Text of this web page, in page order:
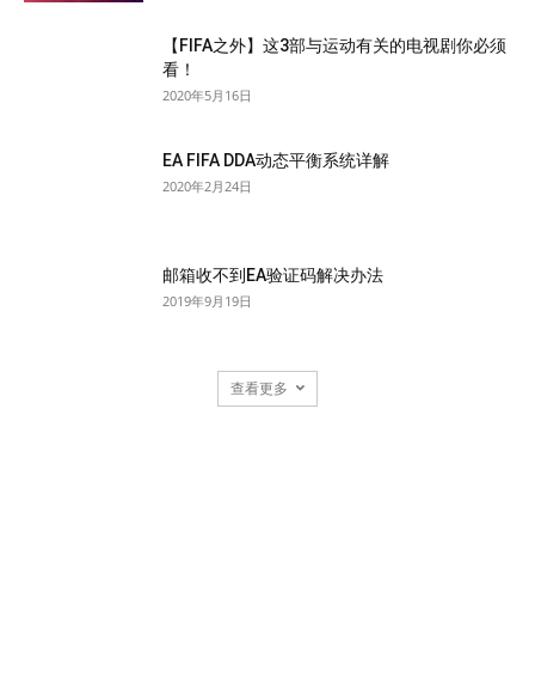
【FIFA之外】这3部与运动有关的电视剧你必须
看！
2020年5月16日
EA FIFA DDA动态平衡系统详解
2020年2月24日
邮箱收不到EA验证码解决办法
2019年9月19日
查看更多